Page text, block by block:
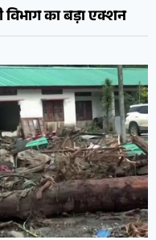
का बड़ा एक्शन